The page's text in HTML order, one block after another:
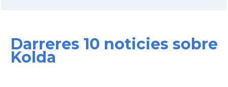
Darreres 10 noticies sobre
Kolda